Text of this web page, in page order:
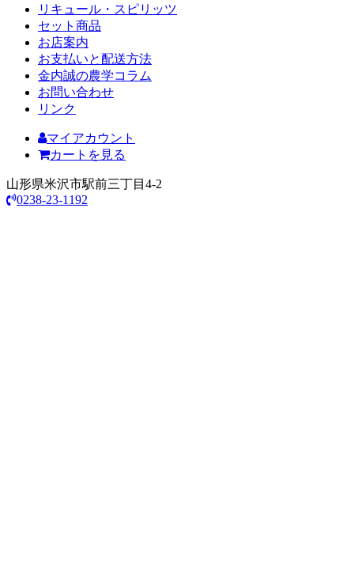
リキュール・スピリッツ
セット商品
お店案内
お支払いと配送方法
金内誠の農学コラム
お問い合わせ
リンク
マイアカウント
カートを見る
山形県米沢市駅前三丁目4-2
0238-23-1192